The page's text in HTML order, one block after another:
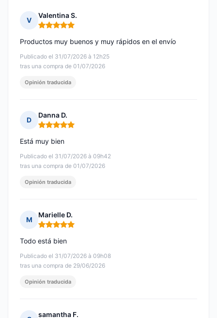
V
Valentina S.
Nota: 5 de 5
Publicado el 31/07/2026 à 12h25
tras una compra de 01/07/2026
Productos muy buenos y muy rápidos en el envío
Opinión traducida
D
Danna D.
Nota: 5 de 5
Publicado el 31/07/2026 à 09h42
tras una compra de 01/07/2026
Está muy bien
Opinión traducida
M
Marielle D.
Nota: 5 de 5
Publicado el 31/07/2026 à 09h08
tras una compra de 29/06/2026
Todo está bien
Opinión traducida
samantha F.